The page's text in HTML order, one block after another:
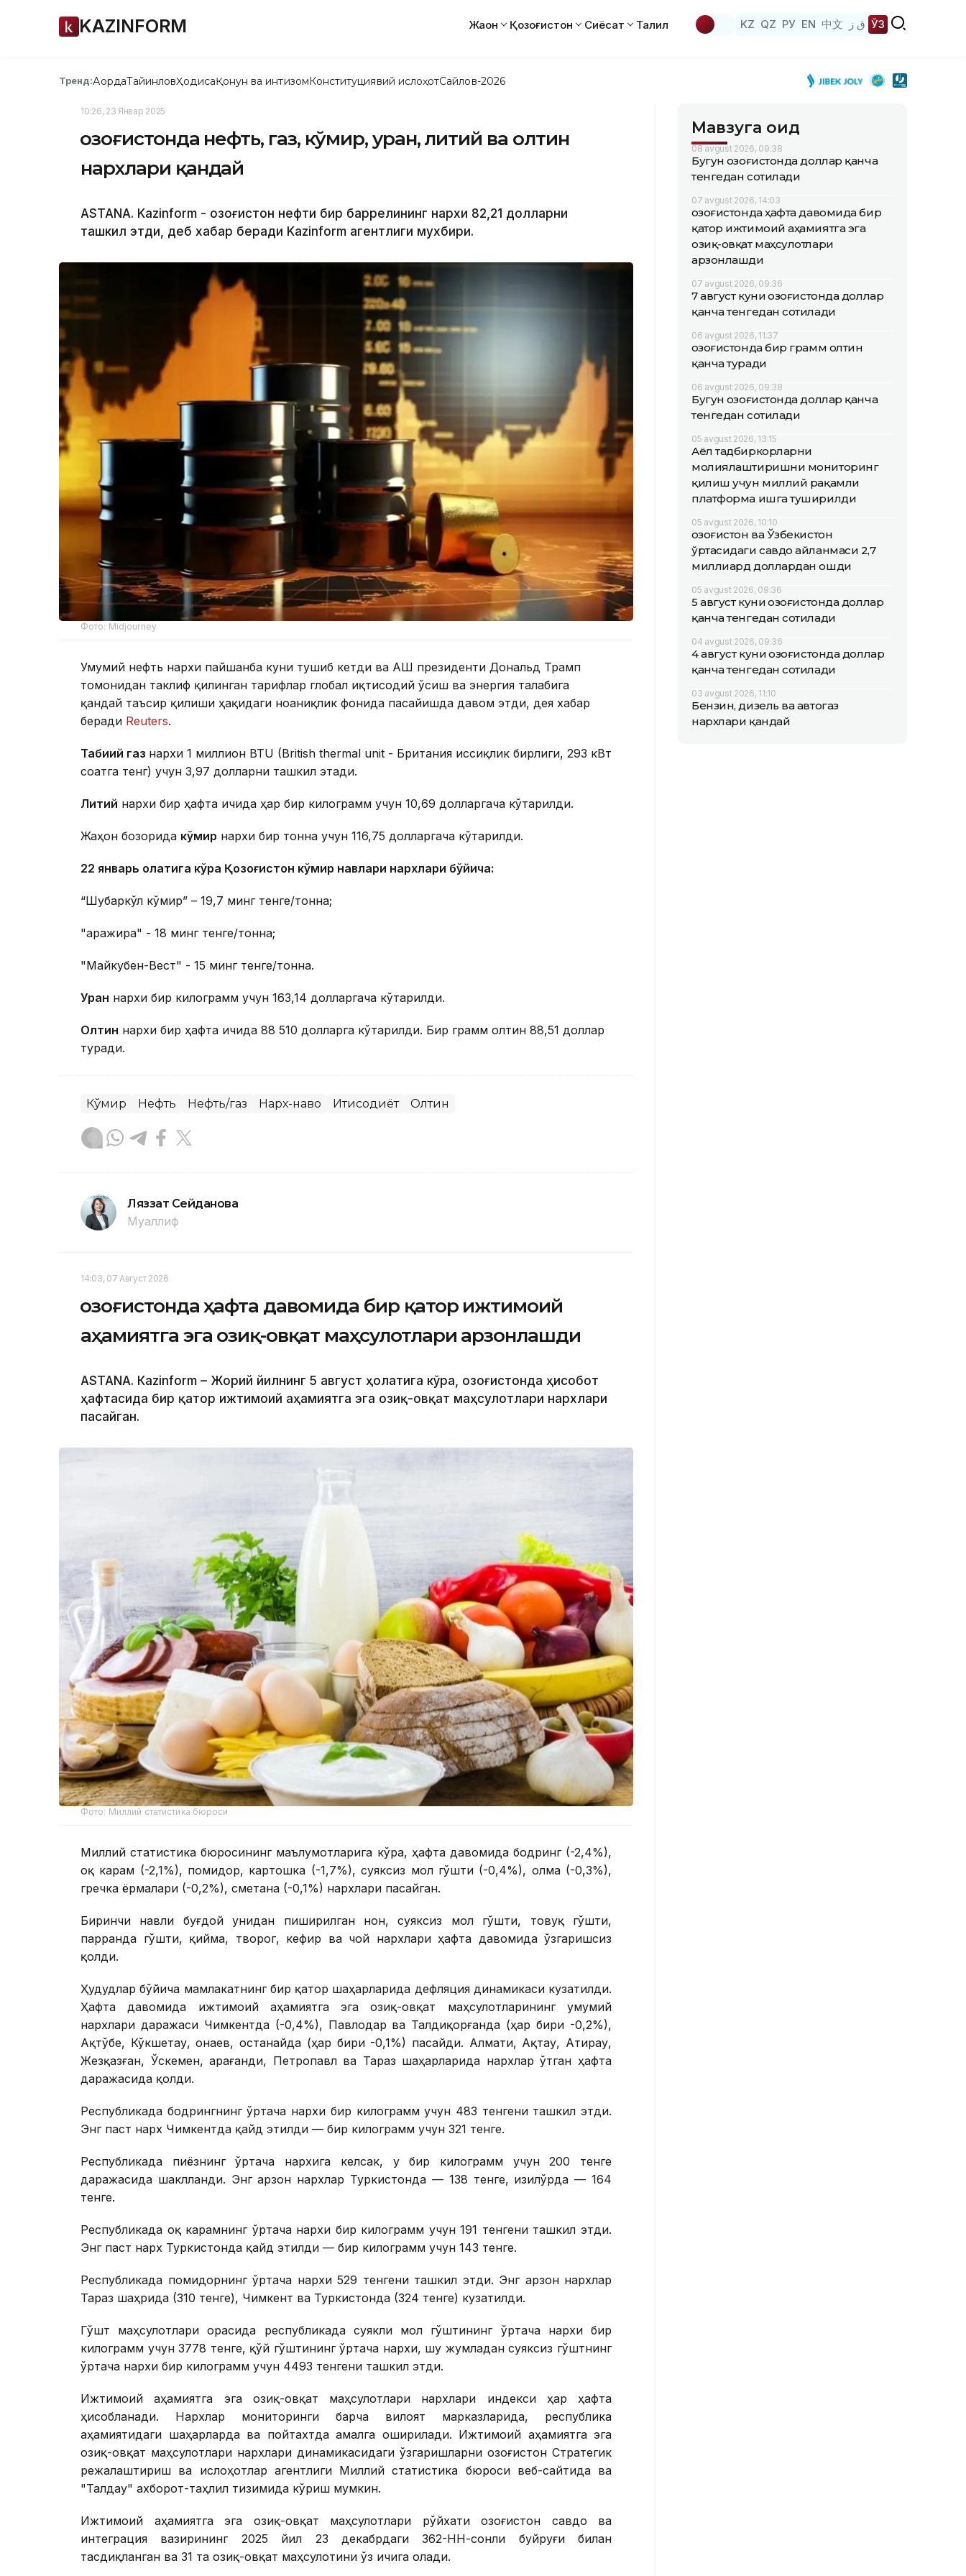
KAZINFORM Жаҳон Қозоғистон Сиёсат Таҳлил KZ QZ РУ EN 中文 ق ز ЎЗ
Тренд:АқордаТайинловҲодисаҚонун ва интизомКонституциявий ислоҳотСайлов-2026
10:26, 23 Январ 2025
Қозоғистонда нефть, газ, кўмир, уран, литий ва олтин
нархлари қандай
ASTANA. Kazinform - Қозоғистон нефти бир баррелининг нархи 82,21 долларни
ташкил этди, деб хабар беради Kazinform агентлиги мухбири.
Фото: Midjourney
Умумий нефть нархи пайшанба куни тушиб кетди ва АҚШ президенти Дональд Трамп
томонидан таклиф қилинган тарифлар глобал иқтисодий ўсиш ва энергия талабига
қандай таъсир қилиши ҳақидаги ноаниқлик фонида пасайишда давом этди, дея хабар
беради Reuters.
Табиий газ нархи 1 миллион BTU (British thermal unit - Британия иссиқлик бирлиги, 293 кВт
соатга тенг) учун 3,97 долларни ташкил этади.
Литий нархи бир ҳафта ичида ҳар бир килограмм учун 10,69 долларгача кўтарилди.
Жаҳон бозорида кўмир нархи бир тонна учун 116,75 долларгача кўтарилди.
22 январь ҳолатига кўра Қозоғистон кўмир навлари нархлари бўйича:
“Шубаркўл кўмир” – 19,7 минг тенге/тонна;
"Қаражира" - 18 минг тенге/тонна;
"Майкубен-Вест" - 15 минг тенге/тонна.
Уран нархи бир килограмм учун 163,14 долларгача кўтарилди.
Олтин нархи бир ҳафта ичида 88 510 долларга кўтарилди. Бир грамм олтин 88,51 доллар
туради.
Кўмир Нефть Нефть/газ Нарх-наво Иқтисодиёт Олтин
Ляззат Сейданова
Муаллиф
14:03, 07 Август 2026
Қозоғистонда ҳафта давомида бир қатор ижтимоий
аҳамиятга эга озиқ-овқат маҳсулотлари арзонлашди
ASTANА. Кazinform – Жорий йилнинг 5 август ҳолатига кўра, Қозоғистонда ҳисобот
ҳафтасида бир қатор ижтимоий аҳамиятга эга озиқ-овқат маҳсулотлари нархлари
пасайган.
Фото: Миллий статистика бюроси
Миллий статистика бюросининг маълумотларига кўра, ҳафта давомида бодринг (-2,4%),
оқ карам (-2,1%), помидор, картошка (-1,7%), суяксиз мол гўшти (-0,4%), олма (-0,3%),
гречка ёрмалари (-0,2%), сметана (-0,1%) нархлари пасайган.
Биринчи навли буғдой унидан пиширилган нон, суяксиз мол гўшти, товуқ гўшти,
парранда гўшти, қийма, творог, кефир ва чой нархлари ҳафта давомида ўзгаришсиз
қолди.
Ҳудудлар бўйича мамлакатнинг бир қатор шаҳарларида дефляция динамикаси кузатилди.
Ҳафта давомида ижтимоий аҳамиятга эга озиқ-овқат маҳсулотларининг умумий
нархлари даражаси Чимкентда (-0,4%), Павлодар ва Талдиқорғанда (ҳар бири -0,2%),
Ақтўбе, Кўкшетау, Қонаев, Қостанайда (ҳар бири -0,1%) пасайди. Алмати, Ақтау, Атирау,
Жезқазған, Ўскемен, Қарағанди, Петропавл ва Тараз шаҳарларида нархлар ўтган ҳафта
даражасида қолди.
Республикада бодрингнинг ўртача нархи бир килограмм учун 483 тенгени ташкил этди.
Энг паст нарх Чимкентда қайд этилди — бир килограмм учун 321 тенге.
Республикада пиёзнинг ўртача нархига келсак, у бир килограмм учун 200 тенге
даражасида шаклланди. Энг арзон нархлар Туркистонда — 138 тенге, Қизилўрда — 164
тенге.
Республикада оқ карамнинг ўртача нархи бир килограмм учун 191 тенгени ташкил этди.
Энг паст нарх Туркистонда қайд этилди — бир килограмм учун 143 тенге.
Республикада помидорнинг ўртача нархи 529 тенгени ташкил этди. Энг арзон нархлар
Тараз шаҳрида (310 тенге), Чимкент ва Туркистонда (324 тенге) кузатилди.
Гўшт маҳсулотлари орасида республикада суякли мол гўштининг ўртача нархи бир
килограмм учун 3778 тенге, қўй гўштининг ўртача нархи, шу жумладан суяксиз гўштнинг
ўртача нархи бир килограмм учун 4493 тенгени ташкил этди.
Ижтимоий аҳамиятга эга озиқ-овқат маҳсулотлари нархлари индекси ҳар ҳафта
ҳисобланади. Нархлар мониторинги барча вилоят марказларида, республика
аҳамиятидаги шаҳарларда ва пойтахтда амалга оширилади. Ижтимоий аҳамиятга эга
озиқ-овқат маҳсулотлари нархлари динамикасидаги ўзгаришларни Қозоғистон Стратегик
режалаштириш ва ислоҳотлар агентлиги Миллий статистика бюроси веб-сайтида ва
"Талдау" ахборот-таҳлил тизимида кўриш мумкин.
Ижтимоий аҳамиятга эга озиқ-овқат маҳсулотлари рўйхати Қозоғистон савдо ва
интеграция вазирининг 2025 йил 23 декабрдаги 362-НН-сонли буйруғи билан
тасдиқланган ва 31 та озиқ-овқат маҳсулотини ўз ичига олади.
Мавзуга оид
08 avgust 2026, 09:38
Бугун Қозоғистонда доллар қанча
тенгедан сотилади
07 avgust 2026, 14:03
Қозоғистонда ҳафта давомида бир
қатор ижтимоий аҳамиятга эга
озиқ-овқат маҳсулотлари
арзонлашди
07 avgust 2026, 09:36
7 август куни Қозоғистонда доллар
қанча тенгедан сотилади
06 avgust 2026, 11:37
Қозоғистонда бир грамм олтин
қанча туради
06 avgust 2026, 09:38
Бугун Қозоғистонда доллар қанча
тенгедан сотилади
05 avgust 2026, 13:15
Аёл тадбиркорларни
молиялаштиришни мониторинг
қилиш учун миллий рақамли
платформа ишга туширилди
05 avgust 2026, 10:10
Қозоғистон ва Ўзбекистон
ўртасидаги савдо айланмаси 2,7
миллиард доллардан ошди
05 avgust 2026, 09:36
5 август куни Қозоғистонда доллар
қанча тенгедан сотилади
04 avgust 2026, 09:36
4 август куни Қозоғистонда доллар
қанча тенгедан сотилади
03 avgust 2026, 11:10
Бензин, дизель ва автогаз
нархлари қандай